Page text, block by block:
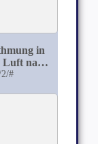
in
Luft nach
an
#